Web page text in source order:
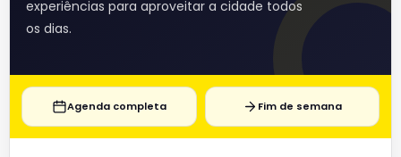
experiências para aproveitar a cidade todos
os dias.
Agenda completa Fim de semana